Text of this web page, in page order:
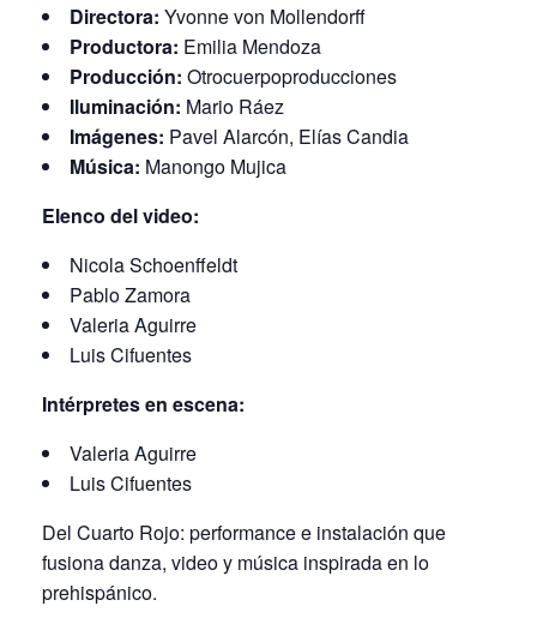
Directora: Yvonne von Mollendorff
Productora: Emilia Mendoza
Producción: Otrocuerpoproducciones
Iluminación: Mario Ráez
Imágenes: Pavel Alarcón, Elías Candia
Música: Manongo Mujica
Elenco del video:
Nicola Schoenffeldt
Pablo Zamora
Valeria Aguirre
Luis Cifuentes
Intérpretes en escena:
Valeria Aguirre
Luis Cifuentes
Del Cuarto Rojo: performance e instalación que
fusiona danza, video y música inspirada en lo
prehispánico.